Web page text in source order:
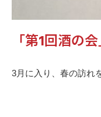
「第1回酒の
3月に入り、春の訪れ